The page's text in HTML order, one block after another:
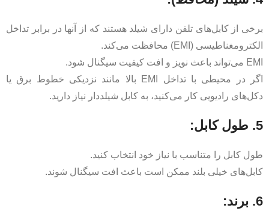
برخی از کابل‌های تلفن دارای شیلد هستند که از آنها در برابر تداخل
الکترومغناطیسی (EMI) محافظت می‌کند.
EMI می‌تواند باعث نویز و افت کیفیت سیگنال شود.
اگر در محیطی با تداخل EMI بالا مانند نزدیکی خطوط برق یا
دکل‌های رادیویی کار می‌کنید، به کابل شیلددار نیاز دارید.
5. طول کابل:
طول کابل را متناسب با نیاز خود انتخاب کنید.
کابل‌های خیلی بلند ممکن است باعث افت سیگنال شوند.
6. برند: